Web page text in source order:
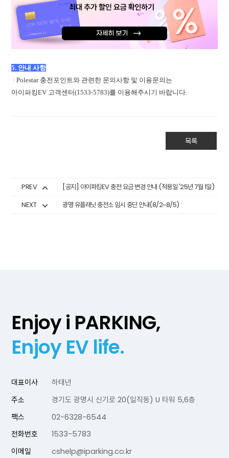
5. 안내 사항
· Polestar 충전포인트와 관련한 문의사항 및 이용문의는
아이파킹EV 고객센터(1533-5783)를 이용해주시기 바랍니다.
목록
PREV
[공지] 아이파킹EV 충전 요금 변경 안내 (적용일 '25년 7월 1일)
NEXT
광명 유플래닛 충전소 임시 중단 안내(8/2~8/5)
Enjoy i PARKING,
Enjoy EV life.
대표이사
하태년
주소
경기도 광명시 신기로 20(일직동) U 타워 5,6층
팩스
02-6328-6544
전화번호
1533-5783
이메일
cshelp@iparking.co.kr